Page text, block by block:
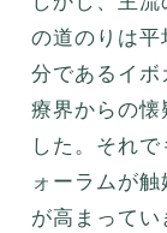
の道のりは
分であるイ
療界からの懐
した。それ
ォーラムが
が高まってい